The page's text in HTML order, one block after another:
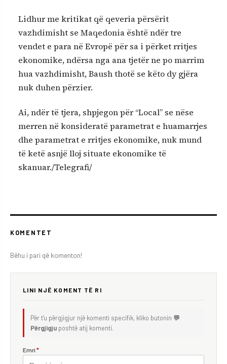
Lidhur me kritikat që qeveria përsërit
vazhdimisht se Maqedonia është ndër tre
vendet e para në Evropë për sa i përket rritjes
ekonomike, ndërsa nga ana tjetër ne po marrim
hua vazhdimisht, Baush thotë se këto dy gjëra
nuk duhen përzier.
Ai, ndër të tjera, shpjegon për “Local” se nëse
merren në konsideratë parametrat e huamarrjes
dhe parametrat e rritjes ekonomike, nuk mund
të ketë asnjë lloj situate ekonomike të
skanuar./Telegrafi/
KOMENTET
Bëhu i pari që komenton!
LINI NJË KOMENT TË RI
Për t'u përgjigjur një komenti specifik, kliko butonin 💬
Përgjigju poshtë atij komenti.
Emri *